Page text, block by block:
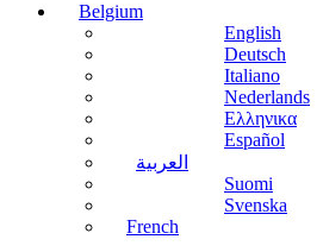
Belgium
English
Deutsch
Italiano
Nederlands
Ελληνικα
Español
العربية
Suomi
Svenska
French